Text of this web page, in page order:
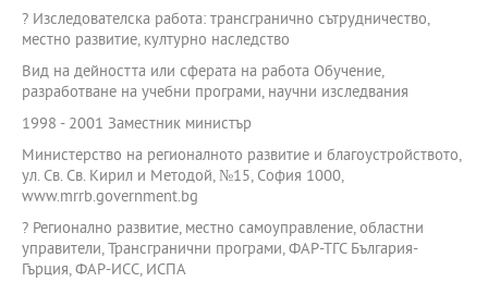
? Изследователска работа: трансгранично сътрудничество,
местно развитие, културно наследство
Вид на дейността или сферата на работа Обучение,
разработване на учебни програми, научни изследвания
1998 - 2001 Заместник министър
Министерство на регионалното развитие и благоустройството,
ул. Св. Св. Кирил и Методой, №15, София 1000,
www.mrrb.government.bg
? Регионално развитие, местно самоуправление, областни
управители, Трансгранични програми, ФАР-ТГС България-
Гърция, ФАР-ИСС, ИСПА